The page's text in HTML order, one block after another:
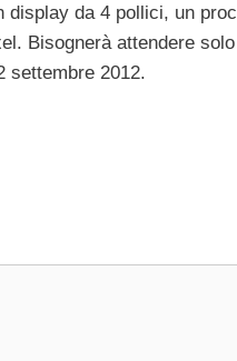
display da 4 pollici, un
Bisognerà attendere
settembre 2012.